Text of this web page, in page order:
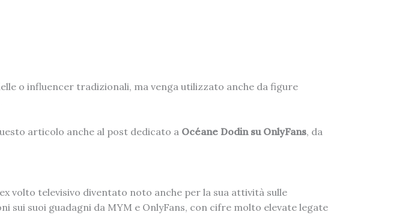
o influencer tradizionali, ma venga utilizzato anche da figure
articolo anche al post dedicato a Océane Dodin su OnlyFans, da
volto televisivo diventato noto anche per la sua attività sulle
suoi guadagni da MYM e OnlyFans, con cifre molto elevate legate